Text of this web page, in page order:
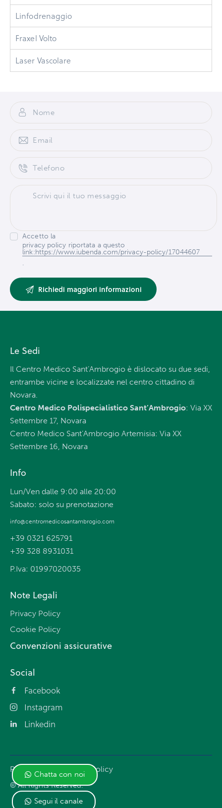
Linfodrenaggio
Fraxel Volto
Laser Vascolare
Accetto la
privacy policy riportata a questo
link:https://www.iubenda.com/privacy-policy/17044607
.
Chatta con noi
Segui il canale
Le Sedi
Il Centro Medico Sant’Ambrogio è dislocato su due sedi,
entrambe vicine e localizzate nel centro cittadino di
Novara.
Centro Medico Polispecialistico Sant’Ambrogio: Via XX
Settembre 17, Novara
Centro Medico Sant’Ambrogio Artemisia: Via XX
Settembre 16, Novara
Info
Lun/Ven dalle 9:00 alle 20:00
Sabato: solo su prenotazione
info@centromedicosantambrogio.com
+39 0321 625791
+39 328 8931031
P.Iva: 01997020035
Note Legali
Privacy Policy
Cookie Policy
Convenzioni assicurative
Social
Facebook
Instagram
Linkedin
Privacy Policy Cookie Policy
© All Rights Reserved.